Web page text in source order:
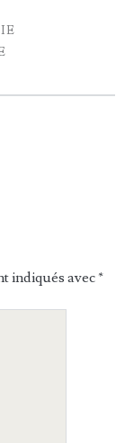
indiqués avec*